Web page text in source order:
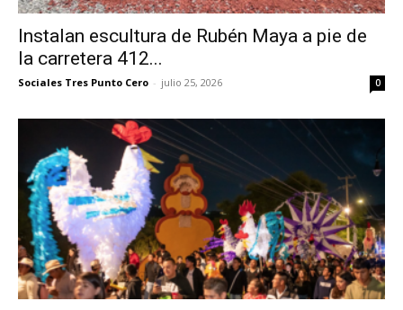
Instalan escultura de Rubén Maya a pie de
la carretera 412...
Sociales Tres Punto Cero - julio 25, 2026 0